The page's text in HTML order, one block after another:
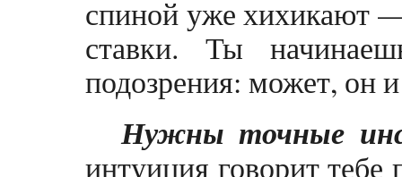
спиной уже хихикают
ставки. Ты
подозрения: может, он
Нужны точные
интуиция говорит